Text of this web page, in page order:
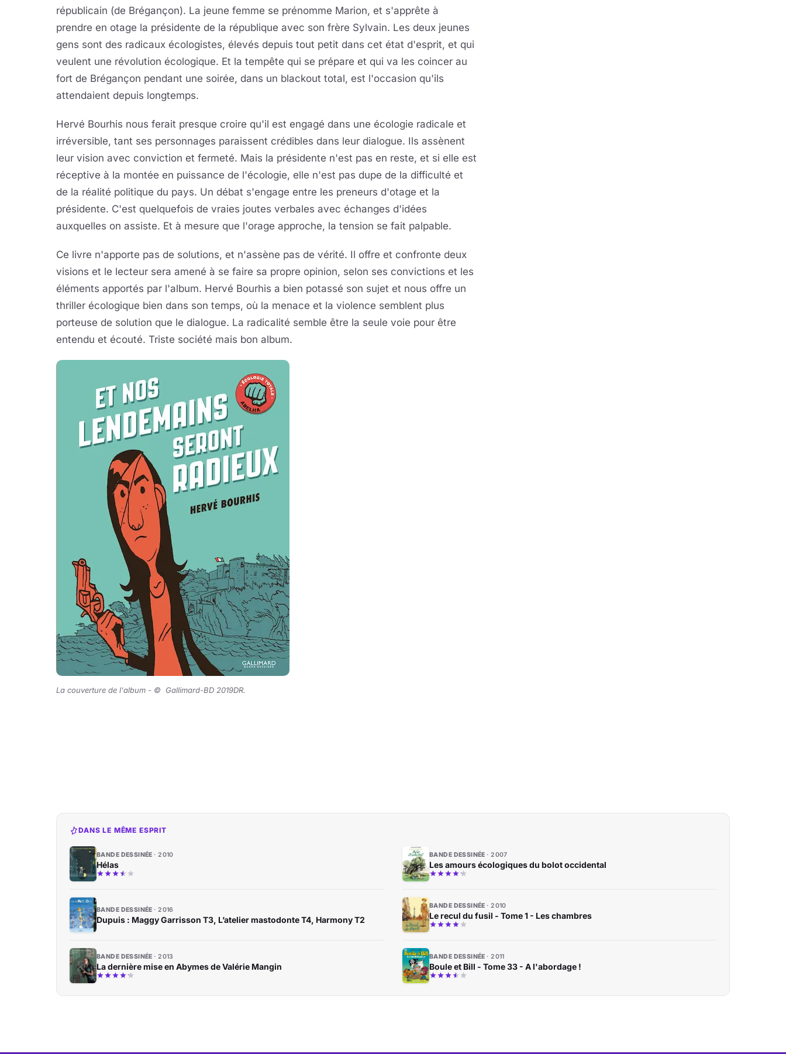
républicain (de Brégançon). La jeune femme se prénomme Marion, et s'apprête à
prendre en otage la présidente de la république avec son frère Sylvain. Les deux jeunes
gens sont des radicaux écologistes, élevés depuis tout petit dans cet état d'esprit, et qui
veulent une révolution écologique. Et la tempête qui se prépare et qui va les coincer au
fort de Brégançon pendant une soirée, dans un blackout total, est l'occasion qu'ils
attendaient depuis longtemps.
Hervé Bourhis nous ferait presque croire qu'il est engagé dans une écologie radicale et
irréversible, tant ses personnages paraissent crédibles dans leur dialogue. Ils assènent
leur vision avec conviction et fermeté. Mais la présidente n'est pas en reste, et si elle est
réceptive à la montée en puissance de l'écologie, elle n'est pas dupe de la difficulté et
de la réalité politique du pays. Un débat s'engage entre les preneurs d'otage et la
présidente. C'est quelquefois de vraies joutes verbales avec échanges d'idées
auxquelles on assiste. Et à mesure que l'orage approche, la tension se fait palpable.
Ce livre n'apporte pas de solutions, et n'assène pas de vérité. Il offre et confronte deux
visions et le lecteur sera amené à se faire sa propre opinion, selon ses convictions et les
éléments apportés par l'album. Hervé Bourhis a bien potassé son sujet et nous offre un
thriller écologique bien dans son temps, où la menace et la violence semblent plus
porteuse de solution que le dialogue. La radicalité semble être la seule voie pour être
entendu et écouté. Triste société mais bon album.
La couverture de l'album - © Gallimard-BD 2019DR.
DANS LE MÊME ESPRIT
BANDE DESSINÉE 2010
Hélas
BANDE DESSINÉE 2007
Les amours écologiques du bolot occidental
BANDE DESSINÉE 2016
Dupuis : Maggy Garrisson T3, L’atelier mastodonte T4, Harmony T2
BANDE DESSINÉE 2010
Le recul du fusil - Tome 1 - Les chambres
BANDE DESSINÉE 2013
La dernière mise en Abymes de Valérie Mangin
BANDE DESSINÉE 2011
Boule et Bill - Tome 33 - A l'abordage !